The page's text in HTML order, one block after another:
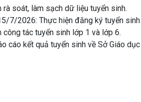
soát, làm sạch dữ liệu tuyển sinh.
7/2026: Thực hiện đăng ký tuyển sinh
tác tuyển sinh lớp 1 và lớp 6.
cáo kết quả tuyển sinh về Sở Giáo